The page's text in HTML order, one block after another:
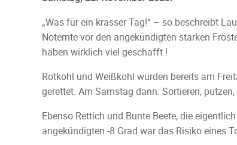
„Was für ein krasser Tag!“ – so beschreibt
Noternte vor den angekündigten starken
haben wirklich viel geschafft !
Rotkohl und Weißkohl wurden bereits am
gerettet. Am Samstag dann: Sortieren,
Ebenso Rettich und Bunte Beete, die
angekündigten -8 Grad war das Risiko eines